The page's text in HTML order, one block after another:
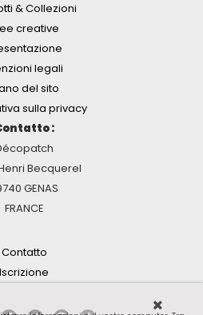
& Collezioni
creative
legali
del sito
sulla privacy
:
Becquerel
GENAS
FRANCE
Contatto
Iscrizione